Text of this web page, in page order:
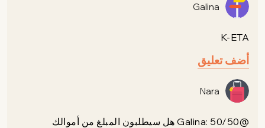
Galina
K-ETA
أضف تعليق
Nara
@Galina: 50/50 هل سيطلبون المبلغ من أموالك